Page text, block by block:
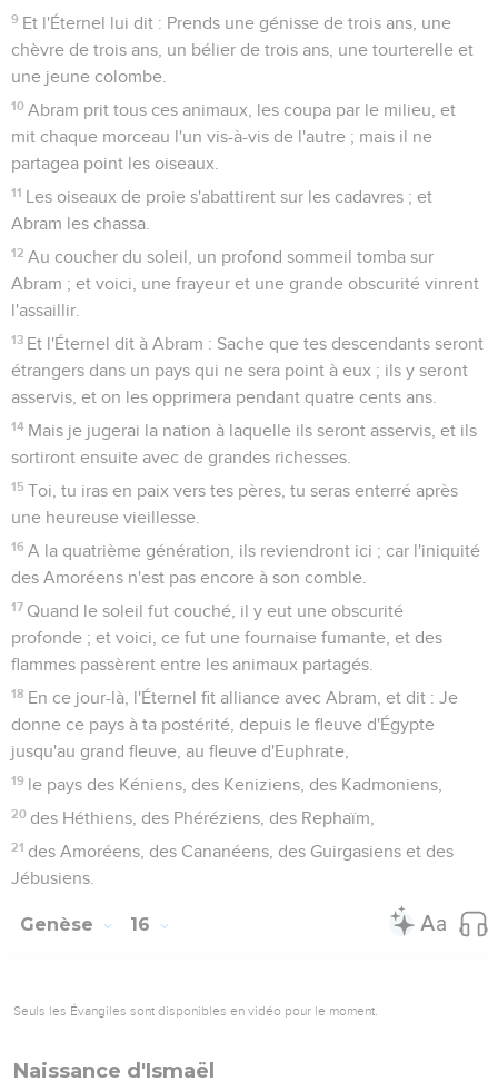
9 Et l'Éternel lui dit : Prends une génisse de trois ans, une
chèvre de trois ans, un bélier de trois ans, une tourterelle et
une jeune colombe.
10 Abram prit tous ces animaux, les coupa par le milieu, et
mit chaque morceau l'un vis-à-vis de l'autre ; mais il ne
partagea point les oiseaux.
11 Les oiseaux de proie s'abattirent sur les cadavres ; et
Abram les chassa.
12 Au coucher du soleil, un profond sommeil tomba sur
Abram ; et voici, une frayeur et une grande obscurité vinrent
l'assaillir.
13 Et l'Éternel dit à Abram : Sache que tes descendants seront
étrangers dans un pays qui ne sera point à eux ; ils y seront
asservis, et on les opprimera pendant quatre cents ans.
14 Mais je jugerai la nation à laquelle ils seront asservis, et ils
sortiront ensuite avec de grandes richesses.
15 Toi, tu iras en paix vers tes pères, tu seras enterré après
une heureuse vieillesse.
16 A la quatrième génération, ils reviendront ici ; car l'iniquité
des Amoréens n'est pas encore à son comble.
17 Quand le soleil fut couché, il y eut une obscurité
profonde ; et voici, ce fut une fournaise fumante, et des
flammes passèrent entre les animaux partagés.
18 En ce jour-là, l'Éternel fit alliance avec Abram, et dit : Je
donne ce pays à ta postérité, depuis le fleuve d'Égypte
jusqu'au grand fleuve, au fleuve d'Euphrate,
19 le pays des Kéniens, des Keniziens, des Kadmoniens,
20 des Héthiens, des Phéréziens, des Rephaïm,
21 des Amoréens, des Cananéens, des Guirgasiens et des
Jébusiens.
Genèse 16
Seuls les Évangiles sont disponibles en vidéo pour le moment.
Naissance d'Ismaël